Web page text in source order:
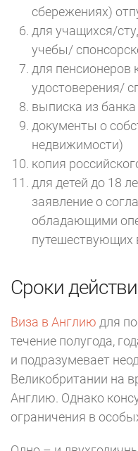
сбережениях)
для учащихся/
учебы/
для пенсионеров
удостоверения/
выписка из
документы о
недвижимости)
копия
для детей до 18
заявление о
обладающими
путешествующих
Сроки
Виза в Англию для
течение полугода,
и подразумевает
Великобритании на
Англию. Однако
ограничения в